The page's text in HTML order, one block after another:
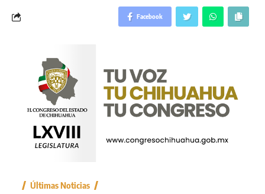
Facebook
Últimas Noticias